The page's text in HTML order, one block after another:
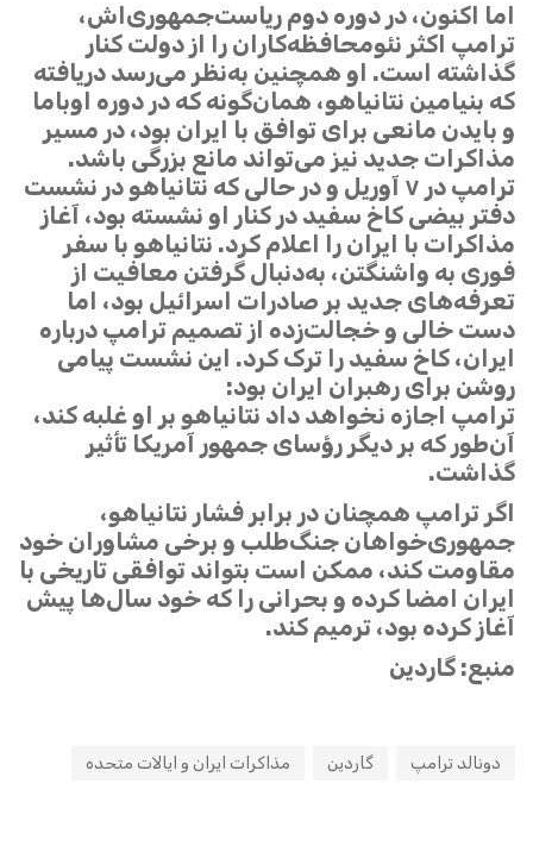
اما اکنون، در دوره دوم ریاست‌جمهوری‌اش،
ترامپ اکثر نئومحافظه‌کاران را از دولت کنار
گذاشته است. او همچنین به‌نظر می‌رسد دریافته
که بنیامین نتانیاهو، همان‌گونه که در دوره اوباما
و بایدن مانعی برای توافق با ایران بود، در مسیر
مذاکرات جدید نیز می‌تواند مانع بزرگی باشد.
ترامپ در ۷ آوریل و در حالی که نتانیاهو در نشست
دفتر بیضی کاخ سفید در کنار او نشسته بود، آغاز
مذاکرات با ایران را اعلام کرد. نتانیاهو با سفر
فوری به واشنگتن، به‌دنبال گرفتن معافیت از
تعرفه‌های جدید بر صادرات اسرائیل بود، اما
دست خالی و خجالت‌زده از تصمیم ترامپ درباره
ایران، کاخ سفید را ترک کرد. این نشست پیامی
روشن برای رهبران ایران بود:
ترامپ اجازه نخواهد داد نتانیاهو بر او غلبه کند،
آن‌طور که بر دیگر رؤسای جمهور آمریکا تأثیر
گذاشت.
اگر ترامپ همچنان در برابر فشار نتانیاهو،
جمهوری‌خواهان جنگ‌طلب و برخی مشاوران خود
مقاومت کند، ممکن است بتواند توافقی تاریخی با
ایران امضا کرده و بحرانی را که خود سال‌ها پیش
آغاز کرده بود، ترمیم کند.
منبع: گاردین
دونالد ترامپ گاردین مذاکرات ایران و ایالات متحده